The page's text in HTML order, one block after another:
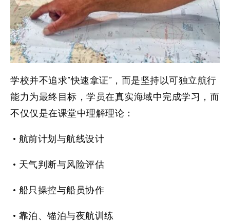
学校并不追求“快速拿证”，而是坚持以可独立航行
能力为最终目标，学员在真实海域中完成学习，而
不仅仅是在课堂中理解理论：
• 航前计划与航线设计
• 天气判断与风险评估
• 船只操控与船员协作
• 靠泊、锚泊与夜航训练